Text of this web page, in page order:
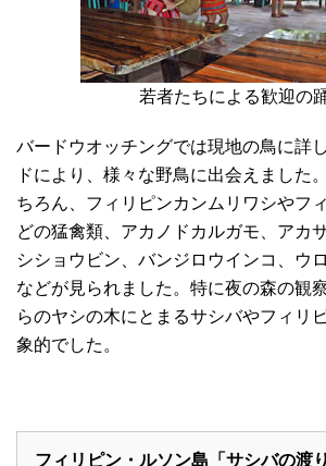
若者たちによる歓迎の
バードウオッチングでは現地の鳥に詳
ドにより、様々な野鳥に出会えました
ちろん、フィリピンカンムリワシやフ
どの猛禽類、アカノドカルガモ、アカ
シショウビン、バンジロウインコ、ウ
などが見られました。特に夜の森の観
らのヤシの木にとまるサシバやフィリ
象的でした。
フィリピン・ルソン島「サシバの渡